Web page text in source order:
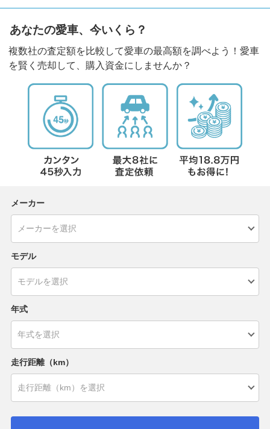
あなたの愛車、今いくら？
複数社の査定額を比較して愛車の最高額を調べよう！愛車
を賢く売却して、購入資金にしませんか？
メーカー
モデル
年式
走行距離（km）